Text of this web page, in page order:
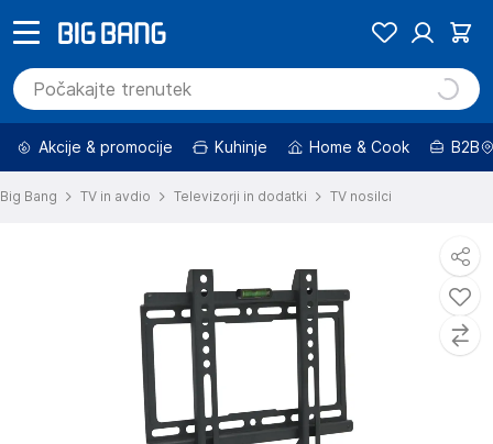
Akcije & promocije Kuhinje Home & Cook B2B
Big Bang TV in avdio Televizorji in dodatki TV nosilci